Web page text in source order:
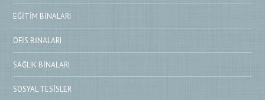
EĞITIM BINALARI
OFIS BINALARI
SAĞLIK BINALARI
SOSYAL TESISLER